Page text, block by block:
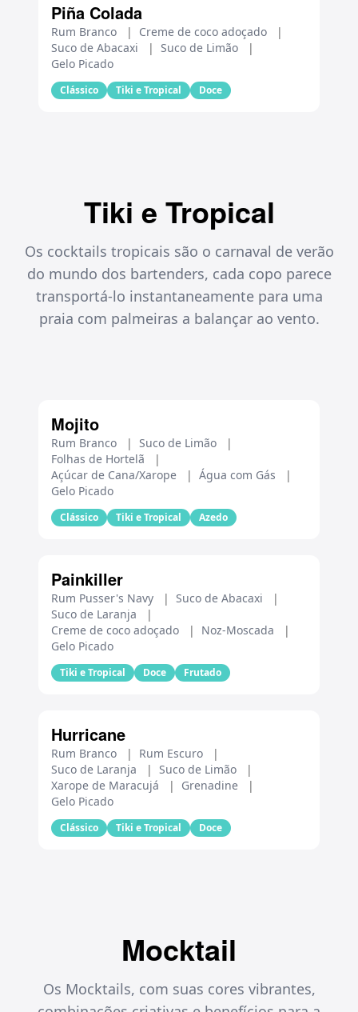
Piña Colada
Rum Branco | Creme de coco adoçado
|
Suco de Abacaxi
| Suco de Limão
|
Gelo Picado
Clássico Tiki e Tropical Doce
Tiki e Tropical
Os cocktails tropicais são o carnaval de verão
do mundo dos bartenders, cada copo parece
transportá-lo instantaneamente para uma
praia com palmeiras a balançar ao vento.
Mojito
Rum Branco | Suco de Limão
|
Folhas de Hortelã
|
Açúcar de Cana/Xarope
| Água com Gás
|
Gelo Picado
Clássico Tiki e Tropical Azedo
Painkiller
Rum Pusser's Navy | Suco de Abacaxi
|
Suco de Laranja
|
Creme de coco adoçado
| Noz-Moscada
|
Gelo Picado
Tiki e Tropical Doce Frutado
Hurricane
Rum Branco | Rum Escuro
|
Suco de Laranja
| Suco de Limão
|
Xarope de Maracujá
| Grenadine
|
Gelo Picado
Clássico Tiki e Tropical Doce
Mocktail
Os Mocktails, com suas cores vibrantes,